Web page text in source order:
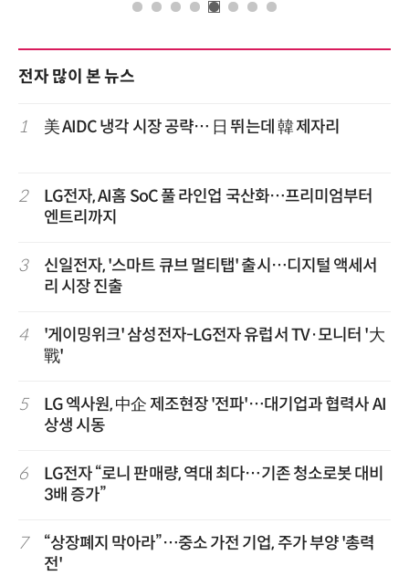
전자 많이 본 뉴스
1 美 AIDC 냉각 시장 공략… 日 뛰는데 韓 제자리
2
LG전자, AI홈 SoC 풀 라인업 국산화…프리미엄부터
엔트리까지
3
신일전자, '스마트 큐브 멀티탭' 출시…디지털 액세서
리 시장 진출
4
'게이밍위크' 삼성전자-LG전자 유럽서 TV·모니터 '大
戰'
5
LG 엑사원, 中企 제조현장 '전파'…대기업과 협력사 AI
상생 시동
6
LG전자 “로니 판매량, 역대 최다…기존 청소로봇 대비
3배 증가”
7
“상장폐지 막아라”…중소 가전 기업, 주가 부양 '총력
전'